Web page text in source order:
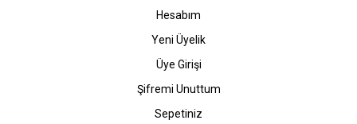
Hesabım
Yeni Üyelik
Üye Girişi
Şifremi Unuttum
Sepetiniz